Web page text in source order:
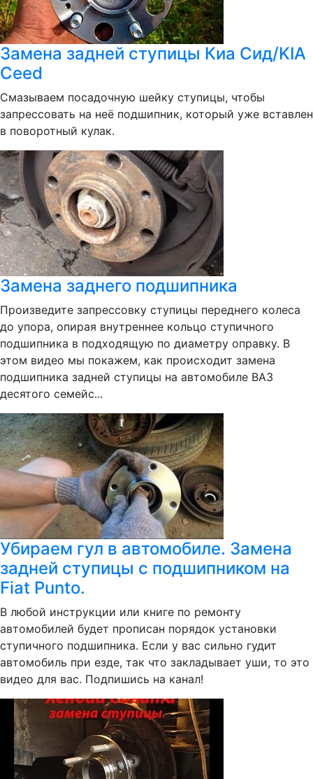
Замена задней ступицы Киа Сид/KIA
Ceed
Смазываем посадочную шейку ступицы, чтобы
запрессовать на неё подшипник, который уже вставлен
в поворотный кулак.
Замена заднего подшипника
Произведите запрессовку ступицы переднего колеса
до упора, опирая внутреннее кольцо ступичного
подшипника в подходящую по диаметру оправку. В
этом видео мы покажем, как происходит замена
подшипника задней ступицы на автомобиле ВАЗ
десятого семейс...
Убираем гул в автомобиле. Замена
задней ступицы с подшипником на
Fiat Punto.
В любой инструкции или книге по ремонту
автомобилей будет прописан порядок установки
ступичного подшипника. Если у вас сильно гудит
автомобиль при езде, так что закладывает уши, то это
видео для вас. Подпишись на канал!